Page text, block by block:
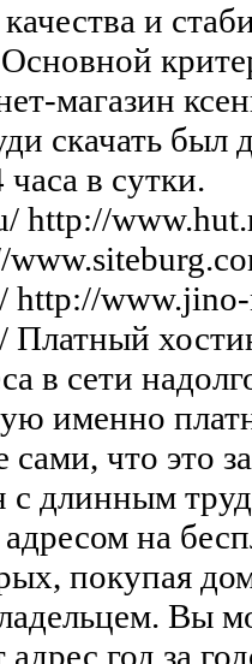
и
Основной
магазин
скачать был
в сутки.
http://
http://
в сети
именно
сами, что это за
с длинным
на
покупая
Вы
адрес год за